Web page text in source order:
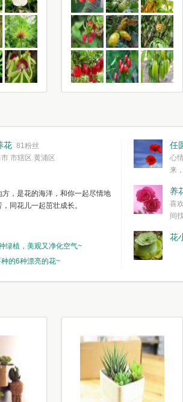
花 81粉丝
市 市辖区 黄浦区
，是花的海洋，和你一起尽情地
同花儿一起茁壮成长。
绿植，美观又净化空气~
的6种漂亮的花~
任
心
来
简单愉快的心
我们自己复杂
养
喜
间
花